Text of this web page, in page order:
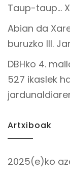
Taup-taup…
Abian da
buruzko III.
DBHko 4.
527 ikaslek
Artxiboak
2025(e)ko